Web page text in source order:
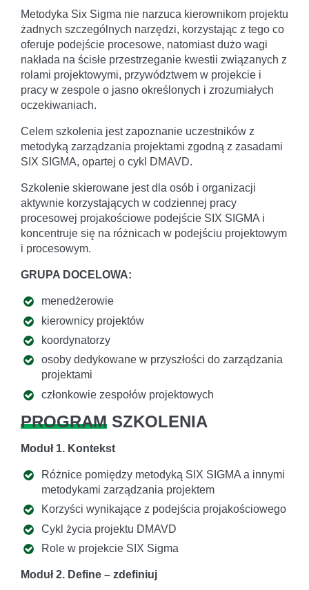
Metodyka Six Sigma nie narzuca kierownikom projektu
żadnych szczególnych narzędzi, korzystając z tego co
oferuje podejście procesowe, natomiast dużo wagi
nakłada na ścisłe przestrzeganie kwestii związanych z
rolami projektowymi, przywództwem w projekcie i
pracy w zespole o jasno określonych i zrozumiałych
oczekiwaniach.
Celem szkolenia jest zapoznanie uczestników z
metodyką zarządzania projektami zgodną z zasadami
SIX SIGMA, opartej o cykl DMAVD.
Szkolenie skierowane jest dla osób i organizacji
aktywnie korzystających w codziennej pracy
procesowej projakościowe podejście SIX SIGMA i
koncentruje się na różnicach w podejściu projektowym
i procesowym.
GRUPA DOCELOWA:
menedżerowie
kierownicy projektów
koordynatorzy
osoby dedykowane w przyszłości do zarządzania
projektami
członkowie zespołów projektowych
PROGRAM SZKOLENIA
Moduł 1. Kontekst
Różnice pomiędzy metodyką SIX SIGMA a innymi
metodykami zarządzania projektem
Korzyści wynikające z podejścia projakościowego
Cykl życia projektu DMAVD
Role w projekcie SIX Sigma
Moduł 2. Define – zdefiniuj